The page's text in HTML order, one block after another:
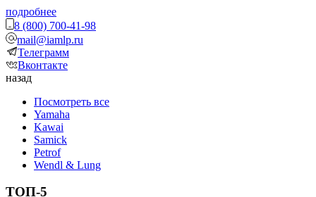
подробнее
8 (800) 700-41-98
mail@iamlp.ru
Телеграмм
Вконтакте
назад
Посмотреть все
Yamaha
Kawai
Samick
Petrof
Wendl & Lung
ТОП-5